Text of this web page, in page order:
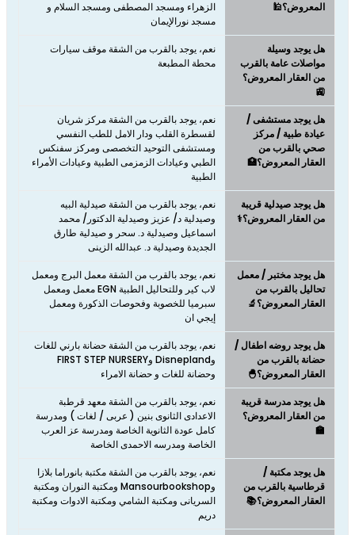
المعروض؟🕌
الزهراء ومسجد المصطفى ومسجد السلام و
مسجد نورالإيمان
هل يوجد وسيلة
مواصلات عامة بالقرب
من العقار المعروض؟
🚉
نعم، يوجد بالقرب من الشقة موقف سيارات
محطة المطبعة
هل يوجد مستشفى /
عيادة طبية / مركز
صحي بالقرب من
العقار المعروض؟🏥
نعم، يوجد بالقرب من الشقة مركز شريان
لقسطرة القلب ودار الامل للطب النفسي
ومستشفى التوحيد التخصصى ومركز سفنكس
الطبي وعيادات الزمزمى الطبية وعيادات الأمراء
الطبية
هل يوجد صيدلية قريبة
من العقار المعروض؟⚕️
نعم، يوجد بالقرب من الشقة صيدلية البيه
وصيدلية د/ عزيز وصيدلية الدكتور/ محمد
اسماعيل وصيدلية د. سحر و صيدلية طارق
الجديدة وصيدلية د. عبدالله الزينى
هل يوجد مختبر / معمل
تحاليل بالقرب من
العقار المعروض؟🔬
نعم، يوجد بالقرب من الشقة معمل البرج ومعمل
لاب كير وللتحاليل الطبية EGN معمل ومعمل
سبرميا للخصوبة وفحوصات الذكورة ومعمل
إيجي ان
هل يوجد روضه اطفال /
حضانة بالقرب من
العقار المعروض؟🐣
نعم، يوجد بالقرب من الشقة حضانة بارني للغات
وDisnepland وFIRST STEP NURSERY
وحضانة للغات و حضانة الامراء
هل يوجد مدرسة قريبة
من العقار المعروض؟
🏫
نعم، يوجد بالقرب من الشقة معهد قرطبة
الاعدادى الثانوى بنين ( عربى / لغات ) ومدرسة
كامل عودة الثانوية الخاصة ومدرسة عز العرب
الخاصة ومدرسه الاحمدى الخاصة
هل يوجد مكتبة /
قرطاسية بالقرب من
العقار المعروض؟📚
نعم، يوجد بالقرب من الشقة مكتبة بانوراما بلازا
وMansourbookshop ومكتبة النوران ومكتبة
السريانى ومكتبة الشامي ومكتبة الادوات ومكتبة
دريم